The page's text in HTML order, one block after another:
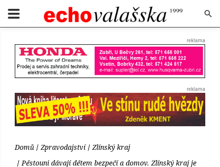
Domů Zpravodajství
Zlínský kraj
Pěstouni dávají dětem bezpečí a domov. Zlínský kraj je